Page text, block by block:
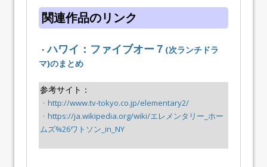
関連作品のリンク
・ハワイ：ファイブオー７ (次ランチドラ
マ)のまとめ
参考サイト：
・ http://www.tv-tokyo.co.jp/elementary2/
・ https://ja.wikipedia.org/wiki/エレメンタリー_ホー
ムズ%26ワトソン_in_NY